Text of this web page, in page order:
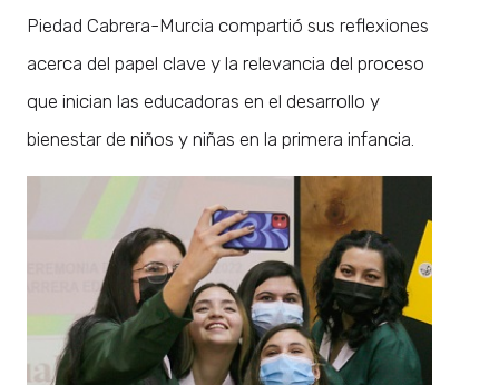
Piedad Cabrera-Murcia compartió sus reflexiones
acerca del papel clave y la relevancia del proceso
que inician las educadoras en el desarrollo y
bienestar de niños y niñas en la primera infancia.